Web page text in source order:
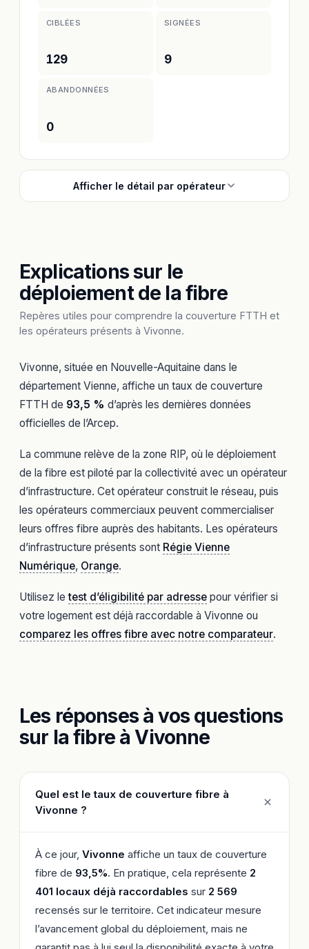
CIBLÉES
129
SIGNÉES
9
ABANDONNÉES
0
Afficher le détail par opérateur
Explications sur le
déploiement de la fibre
Repères utiles pour comprendre la couverture FTTH et
les opérateurs présents à Vivonne.
Vivonne, située en Nouvelle-Aquitaine dans le
département Vienne, affiche un taux de couverture
FTTH de 93,5 % d’après les dernières données
officielles de l’Arcep.
La commune relève de la zone RIP, où le déploiement
de la fibre est piloté par la collectivité avec un opérateur
d’infrastructure. Cet opérateur construit le réseau, puis
les opérateurs commerciaux peuvent commercialiser
leurs offres fibre auprès des habitants. Les opérateurs
d’infrastructure présents sont Régie Vienne
Numérique, Orange.
Utilisez letest d’éligibilité par adresse pour vérifier si
votre logement est déjà raccordable à Vivonne ou
comparez les offres fibre avec notre comparateur.
Les réponses à vos questions
sur la fibre à Vivonne
Quel est le taux de couverture fibre à
Vivonne ?
À ce jour, Vivonne affiche un taux de couverture
fibre de 93,5%. En pratique, cela représente 2
401 locaux déjà raccordables sur 2 569
recensés sur le territoire. Cet indicateur mesure
l’avancement global du déploiement, mais ne